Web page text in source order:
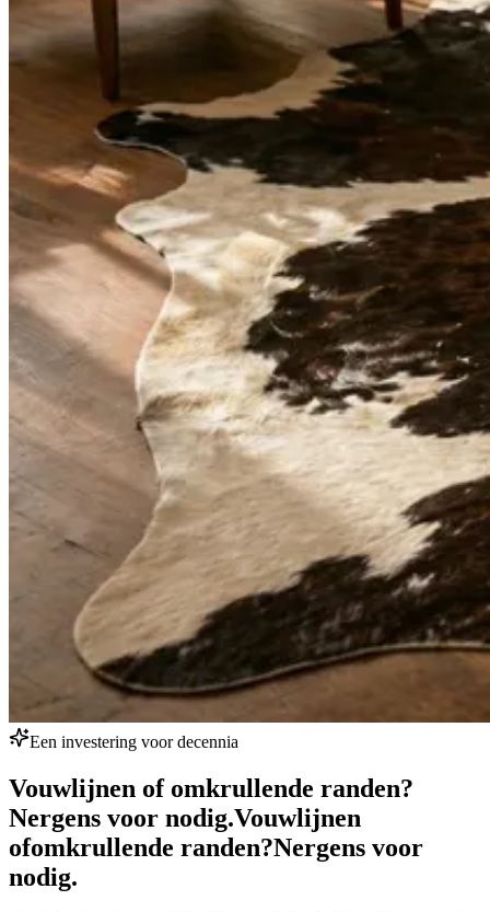
Een investering voor decennia
Vouwlijnen of omkrullende randen?
Nergens voor nodig.Vouwlijnen
ofomkrullende randen?Nergens voor
nodig.